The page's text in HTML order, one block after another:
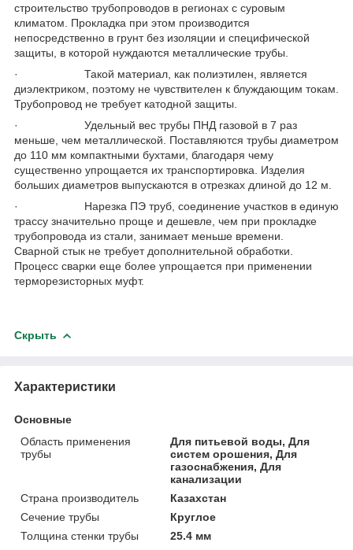
строительство трубопроводов в регионах с суровым
климатом. Прокладка при этом производится
непосредственно в грунт без изоляции и специфической
защиты, в которой нуждаются металлические трубы.
· Такой материал, как полиэтилен, является
диэлектриком, поэтому не чувствителен к блуждающим токам.
Трубопровод не требует катодной защиты.
· Удельный вес трубы ПНД газовой в 7 раз
меньше, чем металлической. Поставляются трубы диаметром
до 110 мм компактными бухтами, благодаря чему
существенно упрощается их транспортировка. Изделия
больших диаметров выпускаются в отрезках длиной до 12 м.
· Нарезка ПЭ труб, соединение участков в единую
трассу значительно проще и дешевле, чем при прокладке
трубопровода из стали, занимает меньше времени.
Сварной стык не требует дополнительной обработки.
Процесс сварки еще более упрощается при применении
терморезисторных муфт.
Скрыть
Характеристики
Основные
Область применения
трубы
Для питьевой воды, Для
систем орошения, Для
газоснабжения, Для
канализации
Страна производитель
Казахстан
Сечение трубы
Круглое
Толщина стенки трубы
25.4 мм